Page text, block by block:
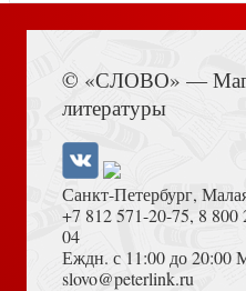
Славное
Достоевский Ф.М. Сила
© «СЛОВО» —
литературы
Санкт-Петербург,
+7 812 571-20-75, 8 800
04
Еждн. с 11:00 до
slovo@peterlink.ru